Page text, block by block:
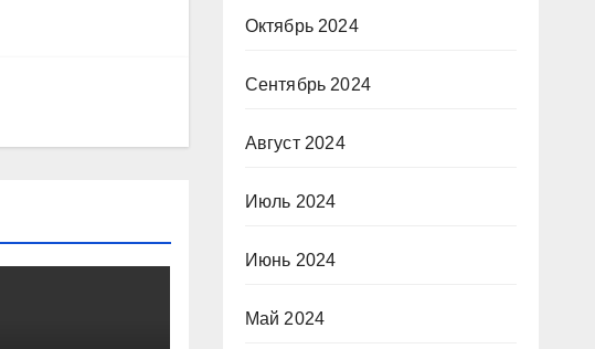
Октябрь 2024
Сентябрь 2024
Август 2024
Июль 2024
Июнь 2024
Май 2024